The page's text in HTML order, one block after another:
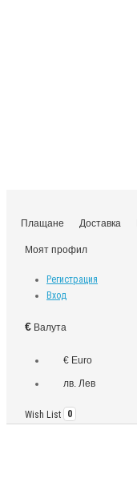
Плащане Доставка
Моят профил
Регистрация
Вход
€ Валута
€ Euro
лв. Лев
Wish List 0